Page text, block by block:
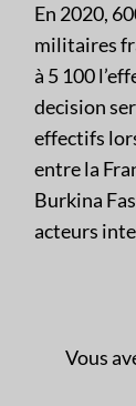
En 2020,
militaires
à 5 100
decision
effectifs
entre la
Burkina
acteurs
Vous